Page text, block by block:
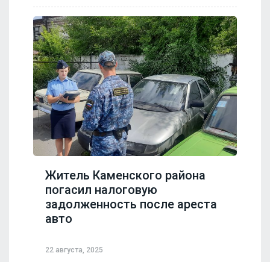
Житель Каменского района
погасил налоговую
задолженность после ареста
авто
22 августа, 2025